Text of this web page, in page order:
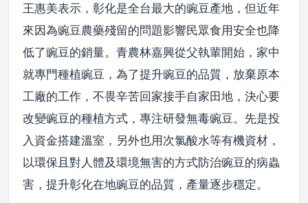
王惠美表示，彰化是全台最大的豌豆產地，但近年
來因為豌豆農藥殘留的問題影響民眾食用安全也降
低了豌豆的銷量。青農林嘉興從父執輩開始，家中
就專門種植豌豆，為了提升豌豆的品質，放棄原本
工廠的工作，不畏辛苦回家接手自家田地，決心要
改變豌豆的種植方式，專注研發無毒豌豆。先是投
入資金搭建溫室，另外也用次氯酸水等有機資材，
以環保且對人體及環境無害的方式防治豌豆的病蟲
害，提升彰化在地豌豆的品質，產量逐步穩定。